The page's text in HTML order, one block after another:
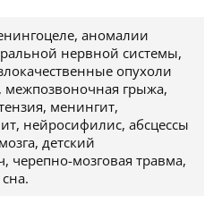
аномалии
нервной системы,
опухоли
грыжа,
менингит,
нейросифилис, абсцессы
детский
черепно-мозговая травма,